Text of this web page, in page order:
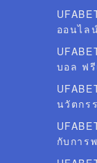
ออนไล
บอล ฟรี
นวัตกร
กับการ